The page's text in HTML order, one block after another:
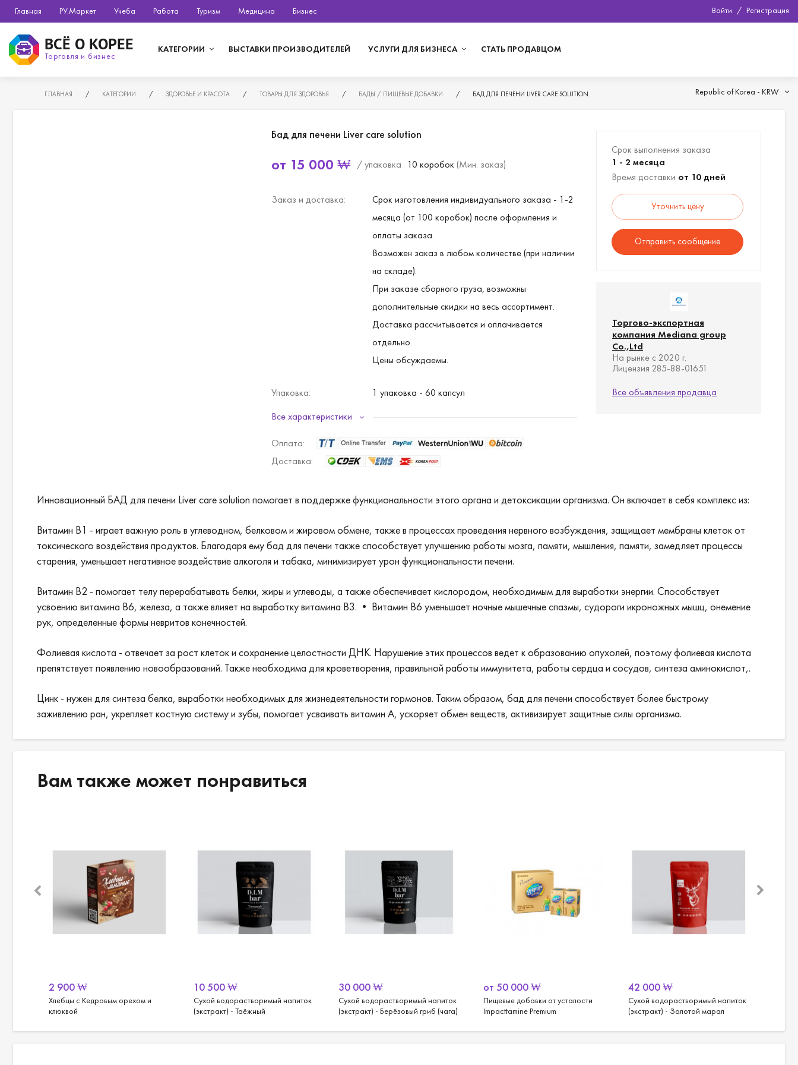
Главная РУ.Маркет Учеба Работа Туризм Медицина Бизнес Войти / Регистрация
ВСЁ О КОРЕЕ
Торговля и бизнес
КАТЕГОРИИ ВЫСТАВКИ ПРОИЗВОДИТЕЛЕЙ УСЛУГИ ДЛЯ БИЗНЕСА СТАТЬ ПРОДАВЦОМ
ГЛАВНАЯ / КАТЕГОРИИ / ЗДОРОВЬЕ И КРАСОТА / ТОВАРЫ ДЛЯ ЗДОРОВЬЯ / БАДЫ / ПИЩЕВЫЕ ДОБАВКИ / БАД ДЛЯ ПЕЧЕНИ LIVER CARE SOLUTION Republic of Korea - KRW
Бад для печени Liver care solution
от 15 000 ₩ / упаковка 10 коробок(Мин. заказ)
Заказ и доставка:
Срок изготовления индивидуального заказа - 1-2
месяца (от 100 коробок) после оформления и
оплаты заказа.
Возможен заказ в любом количестве (при наличии
на складе).
При заказе сборного груза, возможны
дополнительные скидки на весь ассортимент.
Доставка рассчитывается и оплачивается
отдельно.
Цены обсуждаемы.
Упаковка:
1 упаковка - 60 капсул
Все характеристики
Оплата:
Доставка:
Срок выполнения заказа
1 - 2 месяца
Время доставки от 10 дней
Уточнить цену
Отправить сообщение
Торгово-экспортная
компания Mediana group
Co.,Ltd
На рынке с 2020 г.
Лицензия 285-88-01651
Все объявления продавца
Инновационный БАД для печени Liver care solution помогает в поддержке функциональности этого органа и детоксикации организма. Он включает в себя комплекс из:
Витамин В1 - играет важную роль в углеводном, белковом и жировом обмене, также в процессах проведения нервного возбуждения, защищает мембраны клеток от
токсического воздействия продуктов. Благодаря ему бад для печени также способствует улучшению работы мозга, памяти, мышления, памяти, замедляет процессы
старения, уменьшает негативное воздействие алкоголя и табака, минимизирует урон функциональности печени.
Витамин В2 - помогает телу перерабатывать белки, жиры и углеводы, а также обеспечивает кислородом, необходимым для выработки энергии. Способствует
усвоению витамина В6, железа, а также влияет на выработку витамина В3. • Витамин В6 уменьшает ночные мышечные спазмы, судороги икроножных мышц, онемение
рук, определенные формы невритов конечностей.
Фолиевая кислота - отвечает за рост клеток и сохранение целостности ДНК. Нарушение этих процессов ведет к образованию опухолей, поэтому фолиевая кислота
препятствует появлению новообразований. Также необходима для кроветворения, правильной работы иммунитета, работы сердца и сосудов, синтеза аминокислот,.
Цинк - нужен для синтеза белка, выработки необходимых для жизнедеятельности гормонов. Таким образом, бад для печени способствует более быстрому
заживлению ран, укрепляет костную систему и зубы, помогает усваивать витамин А, ускоряет обмен веществ, активизирует защитные силы организма.
Вам также может понравиться
2 900₩
Хлебцы с Кедровым орехом и
клюквой
10 500₩
Сухой водорастворимый напиток
(экстракт) - Таёжный
30 000₩
Сухой водорастворимый напиток
(экстракт) - Берёзовый гриб (чага)
от 50 000₩
Пищевые добавки от усталости
Impacttamine Premium
42 000₩
Сухой водорастворимый напиток
(экстракт) - Золотой марал